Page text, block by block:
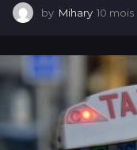
by Mihary 10 mois
i